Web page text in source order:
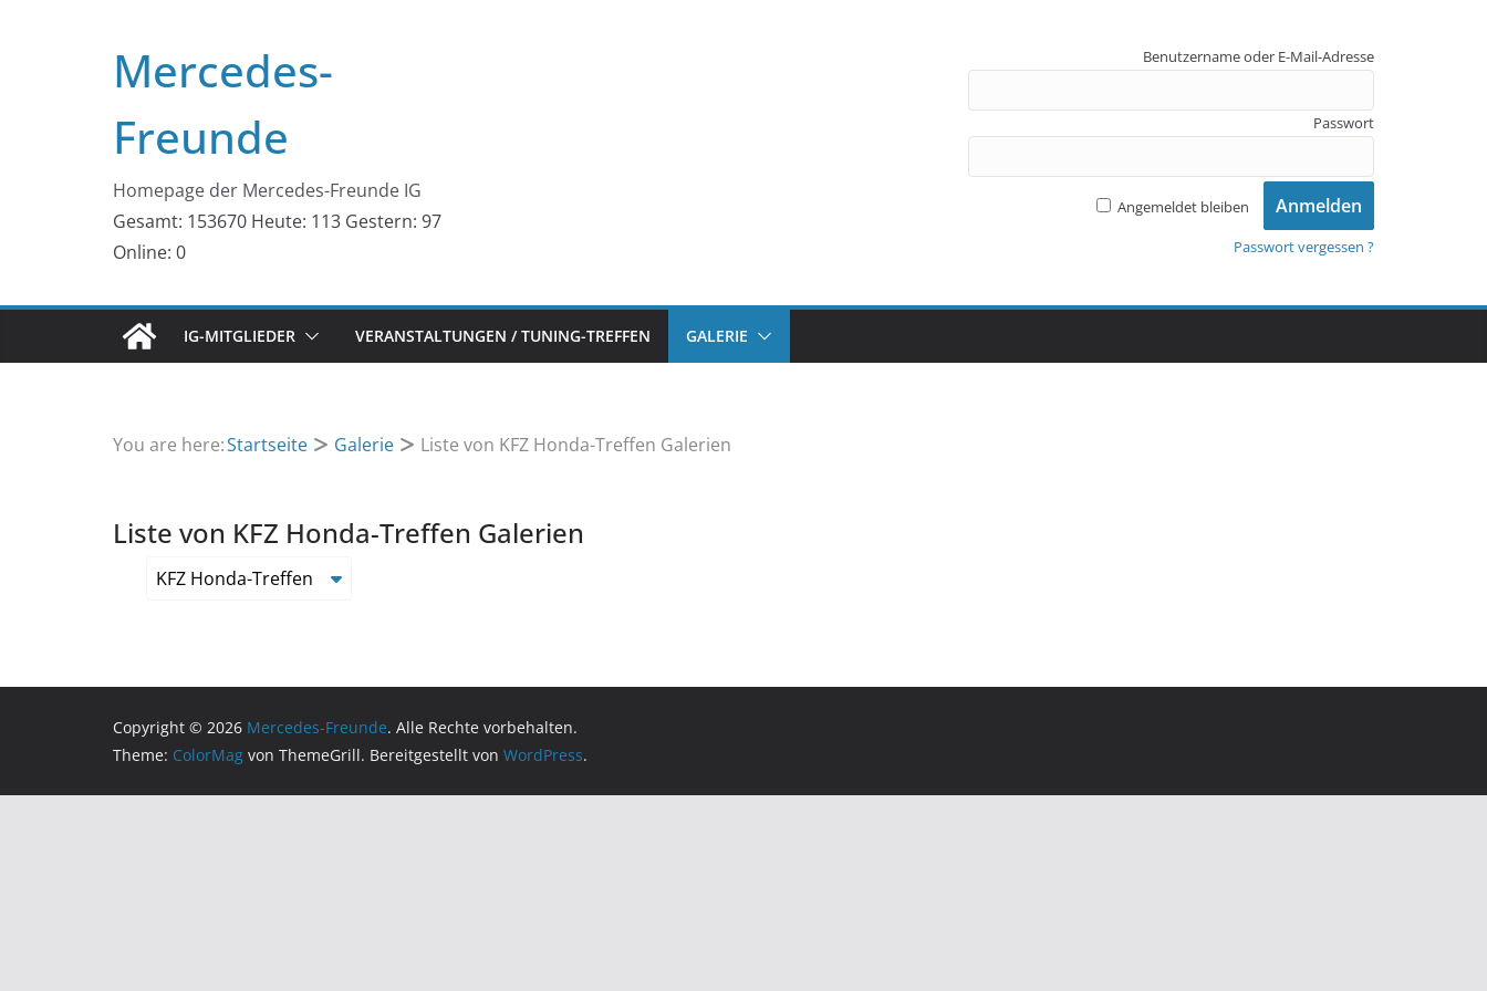
Mercedes-
Freunde
Homepage der Mercedes-Freunde IG
Gesamt: 153670 Heute: 113 Gestern: 97
Online: 0
Benutzername oder E-Mail-Adresse
Passwort
Angemeldet bleiben
Passwort vergessen ?
IG-MITGLIEDER VERANSTALTUNGEN / TUNING-TREFFEN GALERIE
You are here:Startseite Galerie Liste von KFZ Honda-Treffen Galerien
Liste von KFZ Honda-Treffen Galerien
KFZ Honda-Treffen
Copyright © 2026 Mercedes-Freunde. Alle Rechte vorbehalten.
Theme: ColorMag von ThemeGrill. Bereitgestellt von WordPress.